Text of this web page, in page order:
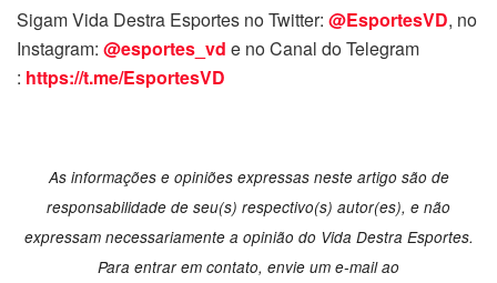
Sigam Vida Destra Esportes no Twitter: @EsportesVD, no
Instagram: @esportes_vd e no Canal do Telegram
: https://t.me/EsportesVD
As informações e opiniões expressas neste artigo são de
responsabilidade de seu(s) respectivo(s) autor(es), e não
expressam necessariamente a opinião do Vida Destra Esportes.
Para entrar em contato, envie um e-mail ao